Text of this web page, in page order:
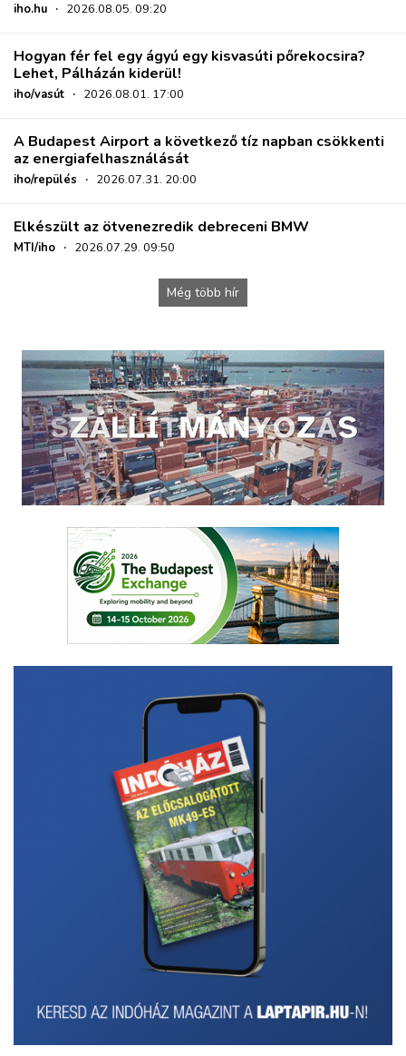
iho.hu · 2026.08.05. 09:20
Hogyan fér fel egy ágyú egy kisvasúti pőrekocsira?
Lehet, Pálházán kiderül!
iho/vasút · 2026.08.01. 17:00
A Budapest Airport a következő tíz napban csökkenti
az energiafelhasználását
iho/repülés · 2026.07.31. 20:00
Elkészült az ötvenezredik debreceni BMW
MTI/iho · 2026.07.29. 09:50
Még több hír